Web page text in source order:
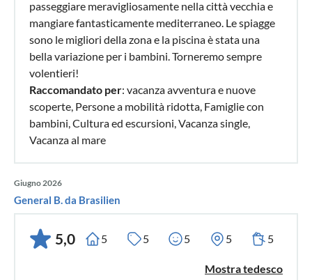
passeggiare meravigliosamente nella città vecchia e
mangiare fantasticamente mediterraneo. Le spiagge
sono le migliori della zona e la piscina è stata una
bella variazione per i bambini. Torneremo sempre
volentieri!
Raccomandato per: vacanza avventura e nuove
scoperte, Persone a mobilità ridotta, Famiglie con
bambini, Cultura ed escursioni, Vacanza single,
Vacanza al mare
Giugno 2026
General B. da Brasilien
5,0 5 5 5 5 5
Mostra tedesco